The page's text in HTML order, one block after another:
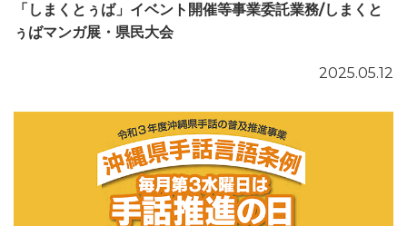
「しまくとぅば」イベント開催等事業委託業務/しまくと
ぅばマンガ展・県民大会
2025.05.12